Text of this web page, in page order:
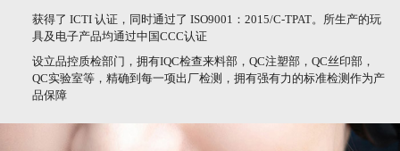
获得了 ICTI 认证，同时通过了 ISO9001：2015/C-TPAT。所生产的玩
具及电子产品均通过中国CCC认证
设立品控质检部门，拥有IQC检查来料部，QC注塑部，QC丝印部，
QC实验室等，精确到每一项出厂检测，拥有强有力的标准检测作为产
品保障